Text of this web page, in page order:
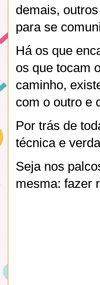
demais,
para se
Há os que
os que tocam
caminho,
com o outro e
Por trás de
técnica e
Seja nos
mesma: fazer